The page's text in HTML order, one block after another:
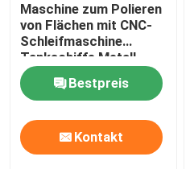
Kontakt mit uns
Neuigkeiten
Rechtssachen
Maschine zum Polieren
von Flächen mit CNC-
Schleifmaschine
Tankschiffe Metall
Spiegelpolieren
Bestpreis
Kontakt